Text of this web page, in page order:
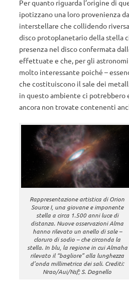
Per quanto riguarda l’origine di
ipotizzano una loro provenienza
interstellare che collidendo
disco protoplanetario della stella
presenza nel disco confermata
effettuate e che, per gli
molto interessante poiché –
che costituiscono il sale dei
in questo ambiente ci potrebbero
ancora non trovate contenenti
Rappresentazione artistica di Orion
Source I, una giovane e imponente
stella a circa 1.500 anni luce di
distanza. Nuove osservazioni Alma
hanno rilevato un anello di sale –
cloruro di sodio – che circonda la
stella. In blu, la regione in cui Almaha
rilevato il “bagliore” alla lunghezza
d’onda millimetrica dei sali. Crediti:
Nrao/Aui/Nsf; S. Dagnello